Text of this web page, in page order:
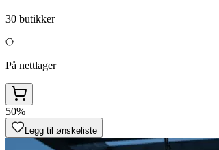
30 butikker
På nettlager
50%
Legg til ønskeliste